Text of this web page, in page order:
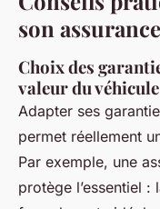
son
Choix des
valeur du véhicule
Adapter ses
permet réellement
Par exemple, une
protège l’essentiel